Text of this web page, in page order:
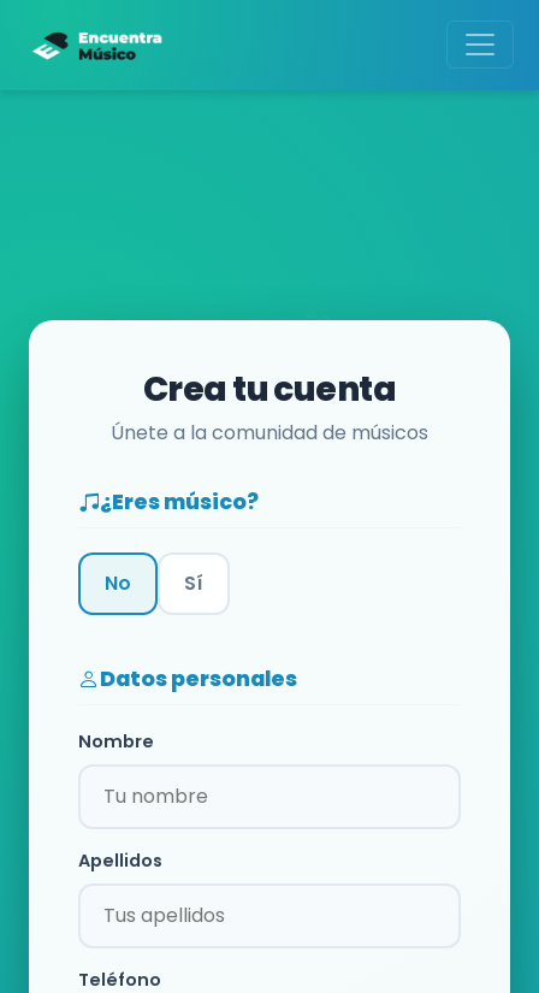
Crea tu cuenta
Únete a la comunidad de músicos
¿Eres músico?
No Sí
Datos personales
Nombre
Apellidos
Teléfono